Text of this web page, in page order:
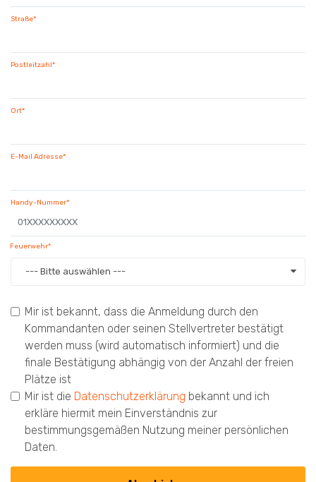
Straße*
Postleitzahl*
Ort*
E-Mail Adresse*
Handy-Nummer*
Feuerwehr*
--- Bitte auswählen ---
Mir ist bekannt, dass die Anmeldung durch den
Kommandanten oder seinen Stellvertreter bestätigt
werden muss (wird automatisch informiert) und die
finale Bestätigung abhängig von der Anzahl der freien
Plätze ist
Mir ist die Datenschutzerklärung bekannt und ich
erkläre hiermit mein Einverständnis zur
bestimmungsgemäßen Nutzung meiner persönlichen
Daten.